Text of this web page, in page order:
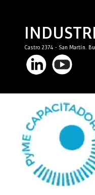
Castro 2374 - San Martín.